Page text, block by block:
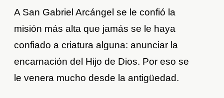
A San Gabriel Arcángel se le confió la
misión más alta que jamás se le haya
confiado a criatura alguna: anunciar la
encarnación del Hijo de Dios. Por eso se
le venera mucho desde la antigüedad.